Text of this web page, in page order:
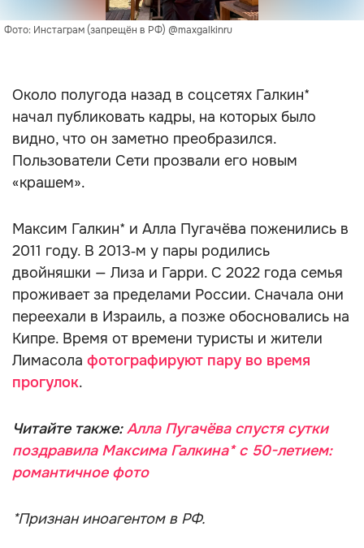
Фото: Инстаграм (запрещён в РФ) @maxgalkinru
Около полугода назад в соцсетях Галкин*
начал публиковать кадры, на которых было
видно, что он заметно преобразился.
Пользователи Сети прозвали его новым
«крашем».
Максим Галкин* и Алла Пугачёва поженились в
2011 году. В 2013‑м у пары родились
двойняшки — Лиза и Гарри. С 2022 года семья
проживает за пределами России. Сначала они
переехали в Израиль, а позже обосновались на
Кипре. Время от времени туристы и жители
Лимасола фотографируют пару во время
прогулок.
Читайте также:Алла Пугачёва спустя сутки
поздравила Максима Галкина* с 50-летием:
романтичное фото
*Признан иноагентом в РФ.